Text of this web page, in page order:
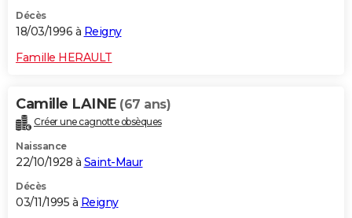
Décès
18/03/1996 à Reigny
Famille HERAULT
Camille LAINE (67 ans)
Créer une cagnotte obsèques
Naissance
22/10/1928 à Saint-Maur
Décès
03/11/1995 à Reigny